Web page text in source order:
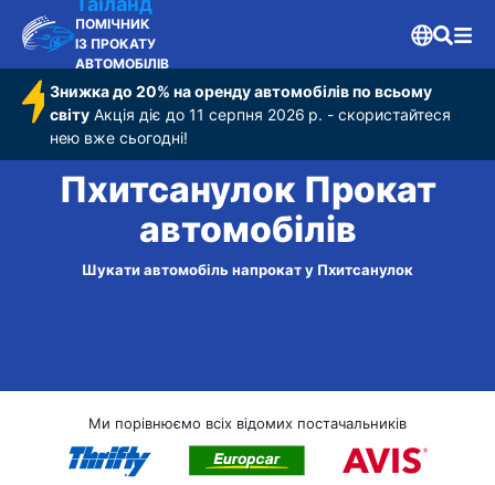
ПОМІЧНИК
ІЗ ПРОКАТУ
АВТОМОБІЛІВ
Знижка до 20% на оренду автомобілів по всьому
світу Акція діє до 11 серпня 2026 р. - скористайтеся
нею вже сьогодні!
Пхитсанулок Прокат
автомобілів
Шукати автомобіль напрокат у Пхитсанулок
Ми порівнюємо всіх відомих постачальників